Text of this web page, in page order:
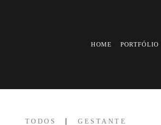
HOME PORTFÓLIO
TODOS GESTANTE